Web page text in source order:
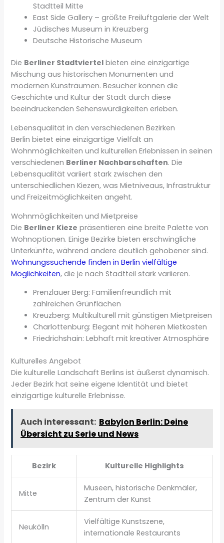
Stadtteil Mitte
East Side Gallery – größte Freiluftgalerie der Welt
Jüdisches Museum in Kreuzberg
Deutsche Historische Museum
Die Berliner Stadtviertel bieten eine einzigartige
Mischung aus historischen Monumenten und
modernen Kunsträumen. Besucher können die
Geschichte und Kultur der Stadt durch diese
beeindruckenden Sehenswürdigkeiten erleben.
Lebensqualität in den verschiedenen Bezirken
Berlin bietet eine einzigartige Vielfalt an
Wohnmöglichkeiten und kulturellen Erlebnissen in seinen
verschiedenen Berliner Nachbarschaften. Die
Lebensqualität variiert stark zwischen den
unterschiedlichen Kiezen, was Mietniveaus, Infrastruktur
und Freizeitmöglichkeiten angeht.
Wohnmöglichkeiten und Mietpreise
Die Berliner Kieze präsentieren eine breite Palette von
Wohnoptionen. Einige Bezirke bieten erschwingliche
Unterkünfte, während andere deutlich gehobener sind.
Wohnungssuchende finden in Berlin vielfältige
Möglichkeiten, die je nach Stadtteil stark variieren.
Prenzlauer Berg: Familienfreundlich mit
zahlreichen Grünflächen
Kreuzberg: Multikulturell mit günstigen Mietpreisen
Charlottenburg: Elegant mit höheren Mietkosten
Friedrichshain: Lebhaft mit kreativer Atmosphäre
Kulturelles Angebot
Die kulturelle Landschaft Berlins ist äußerst dynamisch.
Jeder Bezirk hat seine eigene Identität und bietet
einzigartige kulturelle Erlebnisse.
Auch interessant: Babylon Berlin: Deine
Übersicht zu Serie und News
Bezirk Kulturelle Highlights
Mitte
Museen, historische Denkmäler,
Zentrum der Kunst
Neukölln
Vielfältige Kunstszene,
internationale Restaurants